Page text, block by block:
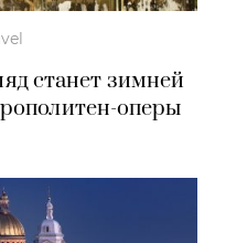
станет зимней
оперы